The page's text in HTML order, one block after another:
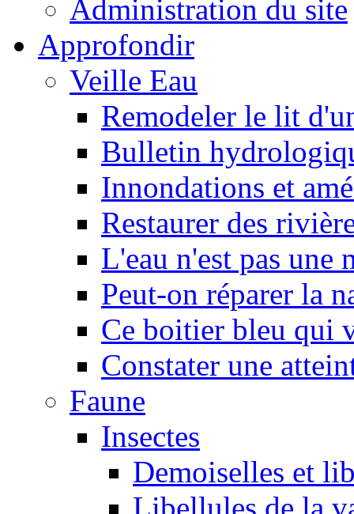
Administration du site
Approfondir
Veille Eau
Remodeler le lit
Bulletin
Innondations et
Restaurer des
L'eau n'est pas une
Peut-on réparer la
Ce boitier bleu qui
Constater une
Faune
Insectes
Demoiselles et